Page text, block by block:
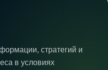
стратегий и
в условиях